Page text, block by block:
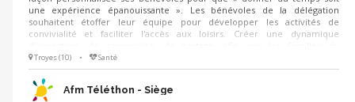
une expérience épanouissante ». Les bénévoles de la délégation
souhaitent étoffer leur équipe pour développer les activités de
convivialité et faciliter l'accès aux loisirs. Créer une dynamique
département se sentent accueillies par la délégation. (à travers
l’organisations de rencontres conviviales..) Rendre accessible des
activités culturelles et permettre ainsi aux personnes de se sentir
citoyen à part entière.
Troyes (10) • Santé
Afm Téléthon - Siège